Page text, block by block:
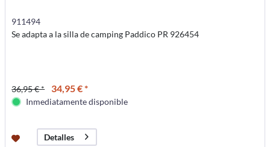
911494
Se adapta a la silla de camping Paddico PR 926454
36,95 € * 34,95 € *
Inmediatamente disponible
Detalles